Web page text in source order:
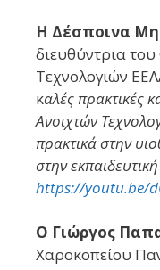
Η Δέσποινα
διευθύντρια
Τεχνολογιών
καλές πρακτικές
Ανοιχτών
πρακτικά στην
στην
https://youtu.be/
Ο Γιώργος
Χαροκοπείου